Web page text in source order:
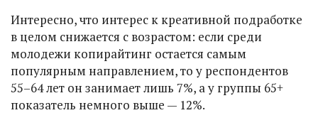
Интересно, что интерес к креативной подработке
в целом снижается с возрастом: если среди
молодежи копирайтинг остается самым
популярным направлением, то у респондентов
55–64 лет он занимает лишь 7%, а у группы 65+
показатель немного выше — 12%.